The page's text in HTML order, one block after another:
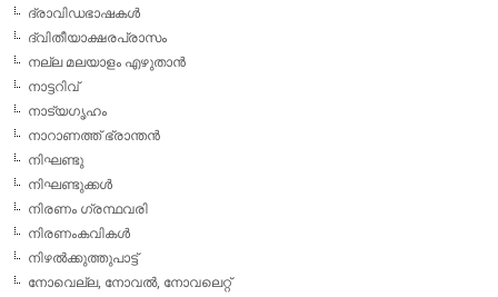
ദ്രാവിഡഭാഷകള്‍
ദ്വിതീയാക്ഷരപ്രാസം
നല്ല മലയാളം എഴുതാന്‍
നാട്ടറിവ്
നാട്യഗൃഹം
നാറാണത്ത് ഭ്രാന്തന്‍
നിഘണ്ടു
നിഘണ്ടുക്കള്‍
നിരണം ഗ്രന്ഥവരി
നിരണംകവികള്‍
നിഴല്‍ക്കുത്തുപാട്ട്
നോവെല്ല, നോവല്‍, നോവലെറ്റ്